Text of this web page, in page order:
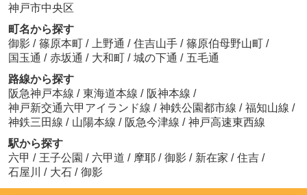
神戸市中央区
町名から探す
御影 / 篠原本町 / 上野通 / 住吉山手 / 篠原伯母野山町 /
国玉通 / 赤坂通 / 大和町 / 城の下通 / 五毛通
路線から探す
阪急神戸本線 / 東海道本線 / 阪神本線 /
神戸新交通六甲アイランド線 / 神鉄公園都市線 / 福知山線 /
神鉄三田線 / 山陽本線 / 阪急今津線 / 神戸高速東西線
駅から探す
六甲 / 王子公園 / 六甲道 / 摩耶 / 御影 / 新在家 / 住吉 /
石屋川
/ 大石 / 御影